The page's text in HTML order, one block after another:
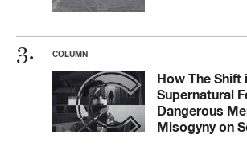
COLUMN
How The
Supernatural
Dangerous
Misogyny on